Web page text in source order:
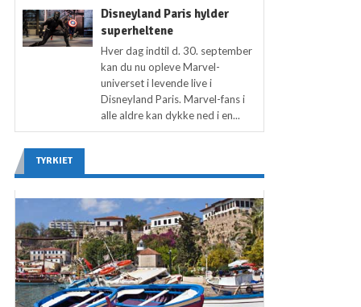
Disneyland Paris hylder
superheltene
Hver dag indtil d. 30. september
kan du nu opleve Marvel-
universet i levende live i
Disneyland Paris. Marvel-fans i
alle aldre kan dykke ned i en...
TYRKIET